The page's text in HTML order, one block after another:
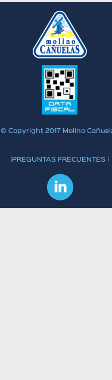
© Copyright 2017 Molino
|PREGUNTAS FRECUENTES |